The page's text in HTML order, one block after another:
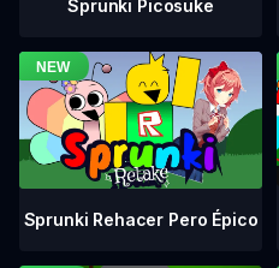
Sprunki Picosuke
Sprunki Rehacer Pero Épico